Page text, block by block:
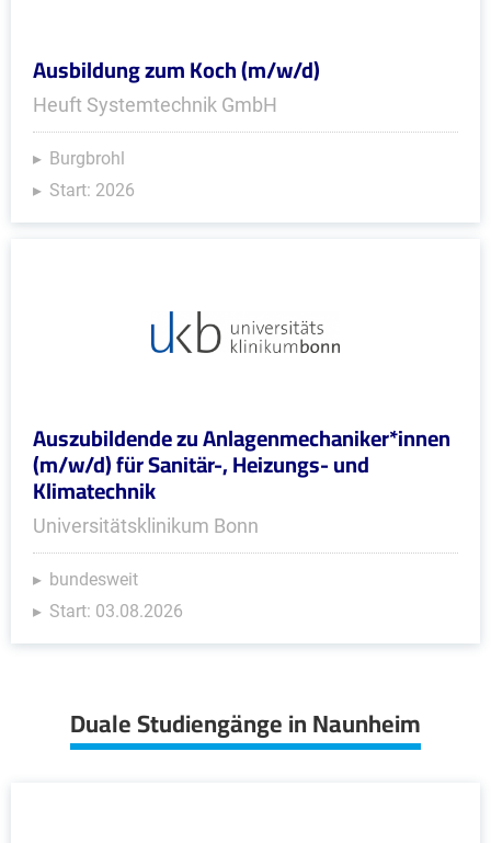
Ausbildung zum Koch (m/w/d)
Heuft Systemtechnik GmbH
Burgbrohl
Start: 2026
Auszubildende zu Anlagenmechaniker*innen
(m/w/d) für Sanitär-, Heizungs- und
Klimatechnik
Universitätsklinikum Bonn
bundesweit
Start: 03.08.2026
Duale Studiengänge in Naunheim